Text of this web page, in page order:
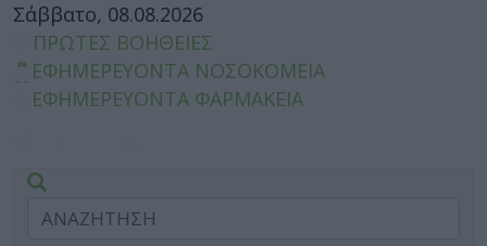
Σάββατο, 08.08.2026
ΠΡΩΤΕΣ ΒΟΗΘΕΙΕΣ
ΕΦΗΜΕΡΕΥΟΝΤΑ ΝΟΣΟΚΟΜΕΙΑ
ΕΦΗΜΕΡΕΥΟΝΤΑ ΦΑΡΜΑΚΕΙΑ